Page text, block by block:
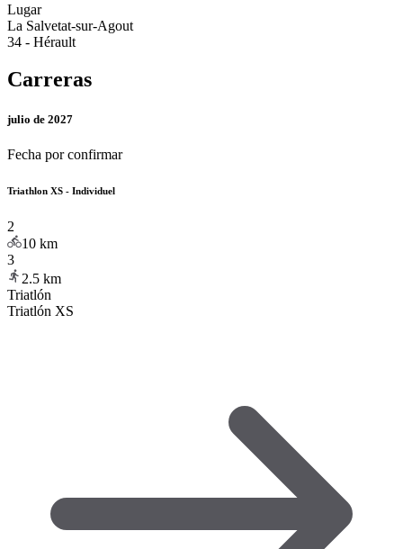
Lugar
La Salvetat-sur-Agout
34 - Hérault
Carreras
julio de 2027
Fecha por confirmar
Triathlon XS - Individuel
2
10 km
3
2.5 km
Triatlón
Triatlón XS